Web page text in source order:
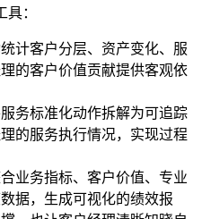
：
计客户分层、资产变化、服
的客户价值贡献提供客观依
服务标准化动作拆解为可追踪
的服务执行情况，实现过程
合业务指标、客户价值、专业
据，生成可视化的绩效报